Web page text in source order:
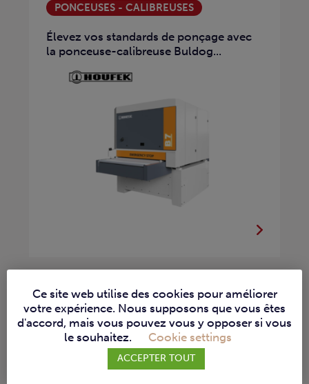
PONCEUSES - CALIBREUSES
Élevez vos standards de ponçage avec
la ponceuse-calibreuse Buldog...
HOUFEK – PONCEUSE-
CALIBREUSE BULDOG 5
Ce site web utilise des cookies pour améliorer
votre expérience. Nous supposons que vous êtes
d'accord, mais vous pouvez vous y opposer si vous
le souhaitez.
Cookie settings
ACCEPTER TOUT